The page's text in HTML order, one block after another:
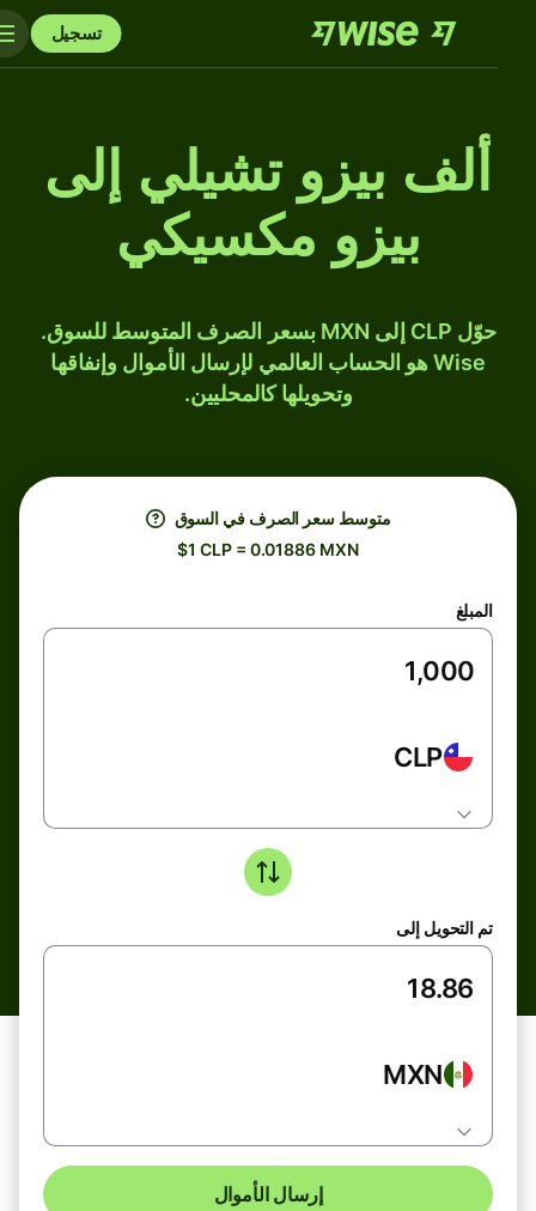
تسجيل
ألف بيزو تشيلي إلى
بيزو مكسيكي
حوّل CLP إلى MXN بسعر الصرف المتوسط للسوق.
Wise هو الحساب العالمي لإرسال الأموال وإنفاقها
وتحويلها كالمحليين.
متوسط ​​سعر الصرف في السوق
$1 CLP = 0.01886 MXN
المبلغ
CLP
تم التحويل إلى
MXN
إرسال الأموال